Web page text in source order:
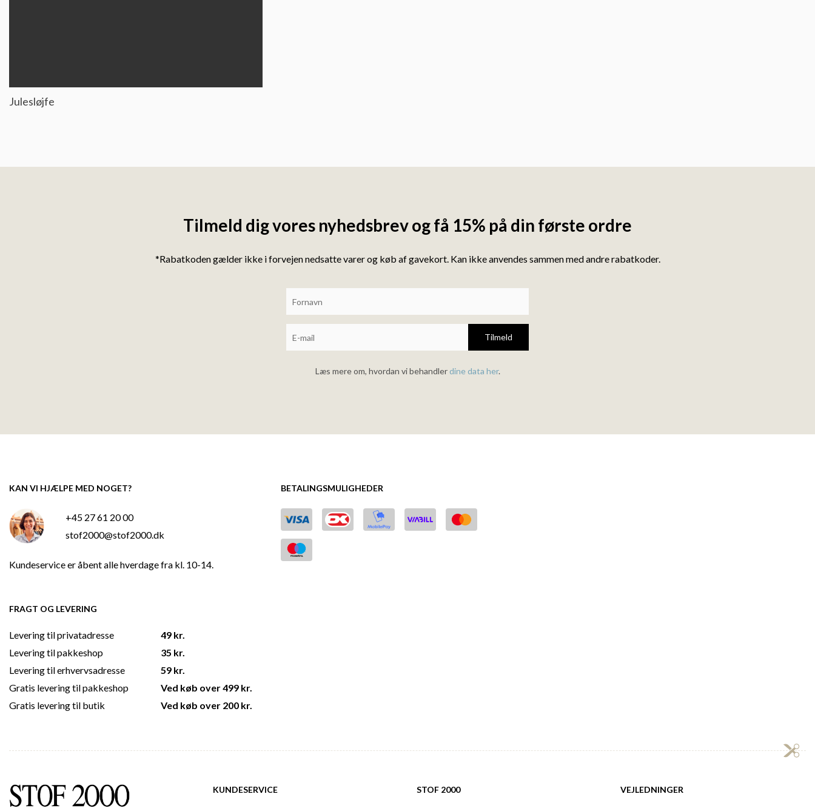
Julesløjfe
Tilmeld dig vores nyhedsbrev og få 15% på din første ordre
*Rabatkoden gælder ikke i forvejen nedsatte varer og køb af gavekort. Kan ikke anvendes sammen med andre rabatkoder.
Tilmeld
Læs mere om, hvordan vi behandlerdine data her.
KAN VI HJÆLPE MED NOGET?
+45 27 61 20 00
stof2000@stof2000.dk
Kundeservice er åbent alle hverdage fra kl. 10-14.
BETALINGSMULIGHEDER
FRAGT OG LEVERING
Levering til privatadresse
Levering til pakkeshop
Levering til erhvervsadresse
Gratis levering til pakkeshop
Gratis levering til butik
49 kr.
35 kr.
59 kr.
Ved køb over 499 kr.
Ved køb over 200 kr.
KUNDESERVICE STOF 2000 VEJLEDNINGER